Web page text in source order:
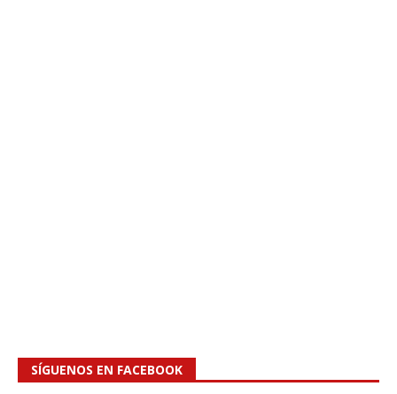
SÍGUENOS EN FACEBOOK